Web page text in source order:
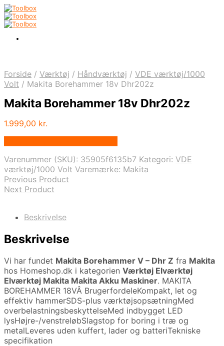
Forside / Værktøj / Håndværktøj / VDE værktøj/1000
Volt / Makita Borehammer 18v Dhr202z
Makita Borehammer 18v Dhr202z
1.999,00 kr.
Varenummer (SKU): 35905f6135b7 Kategori: VDE
værktøj/1000 Volt Varemærke: Makita
Previous Product
Next Product
Beskrivelse
Beskrivelse
Vi har fundet Makita Borehammer V – Dhr Z fra Makita
hos Homeshop.dk i kategorien Værktøj Elværktøj
Elværktøj Makita Makita Akku Maskiner. MAKITA
BOREHAMMER 18VÂ BrugerfordeleKompakt, let og
effektiv hammerSDS-plus værktøjsopsætningMed
overbelastningsbeskyttelseMed indbygget LED
lysHøjre-/venstreløbSlagstop for boring i træ og
metalLeveres uden kuffert, lader og batteriTekniske
specifikation